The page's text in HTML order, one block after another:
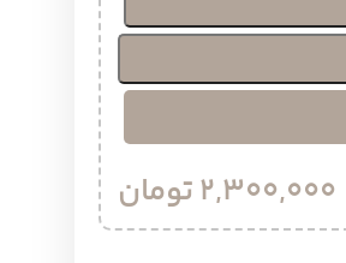
2,300,000تومان